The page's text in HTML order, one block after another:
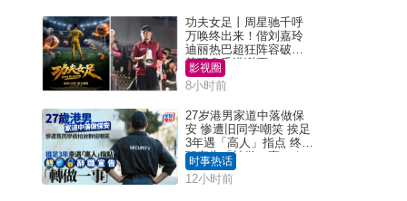
功夫女足丨周星驰千呼
万唤终出来！偕刘嘉玲
迪丽热巴超狂阵容破天
荒现身香港谢票
影视圈
8小时前
27岁港男家道中落做保
安 惨遭旧同学嘲笑 挨足
3年遇「高人」指点 终辞
职宣告「转做一事」｜
Juicy叮
时事热话
12小时前